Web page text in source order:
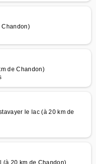
Chandon)
de Chandon)
le lac (à 20 km de
(à 20 km de Chandon)